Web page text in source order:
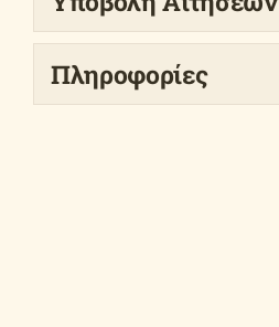
Πληροφορίες